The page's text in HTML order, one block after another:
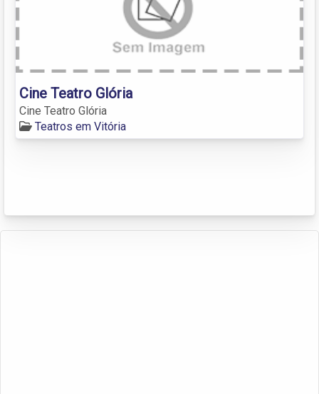
Cine Teatro Glória
Cine Teatro Glória
Teatros em Vitória